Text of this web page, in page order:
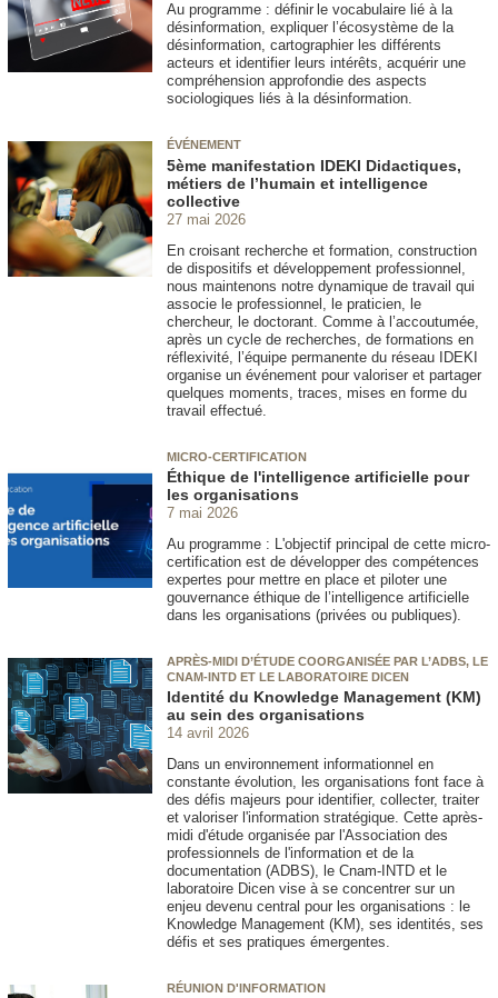
Au programme : définir le vocabulaire lié à la
désinformation, expliquer l’écosystème de la
désinformation, cartographier les différents
acteurs et identifier leurs intérêts, acquérir une
compréhension approfondie des aspects
sociologiques liés à la désinformation.
ÉVÉNEMENT
5ème manifestation IDEKI Didactiques,
métiers de l’humain et intelligence
collective
27 mai 2026
En croisant recherche et formation, construction
de dispositifs et développement professionnel,
nous maintenons notre dynamique de travail qui
associe le professionnel, le praticien, le
chercheur, le doctorant. Comme à l’accoutumée,
après un cycle de recherches, de formations en
réflexivité, l’équipe permanente du réseau IDEKI
organise un événement pour valoriser et partager
quelques moments, traces, mises en forme du
travail effectué.
MICRO-CERTIFICATION
Éthique de l'intelligence artificielle pour
les organisations
7 mai 2026
Au programme : L'objectif principal de cette micro-
certification est de développer des compétences
expertes pour mettre en place et piloter une
gouvernance éthique de l’intelligence artificielle
dans les organisations (privées ou publiques).
APRÈS-MIDI D’ÉTUDE COORGANISÉE PAR L’ADBS, LE
CNAM-INTD ET LE LABORATOIRE DICEN
Identité du Knowledge Management (KM)
au sein des organisations
14 avril 2026
Dans un environnement informationnel en
constante évolution, les organisations font face à
des défis majeurs pour identifier, collecter, traiter
et valoriser l'information stratégique. Cette après-
midi d'étude organisée par l'Association des
professionnels de l'information et de la
documentation (ADBS), le Cnam-INTD et le
laboratoire Dicen vise à se concentrer sur un
enjeu devenu central pour les organisations : le
Knowledge Management (KM), ses identités, ses
défis et ses pratiques émergentes.
RÉUNION D'INFORMATION